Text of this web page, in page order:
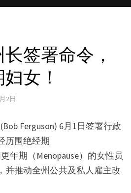
签署命令，
女！
2日
Ferguson) 6月1日签署行政
历围绝经期
更年期（Menopause）的女性员
并推动全州公共及私人雇主改